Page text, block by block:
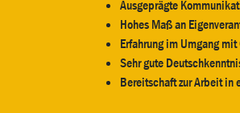
Ausgeprägte
Hohes Maß an
Erfahrung im Umgang
Sehr gute
Bereitschaft zur Arbeit in